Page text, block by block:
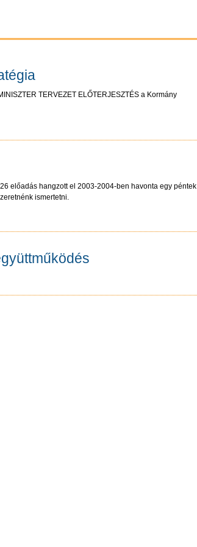
TERVEZET ELŐTERJESZTÉS a Kormány
előadás hangzott el 2003-2004-ben havonta egy péntek
ismertetni.